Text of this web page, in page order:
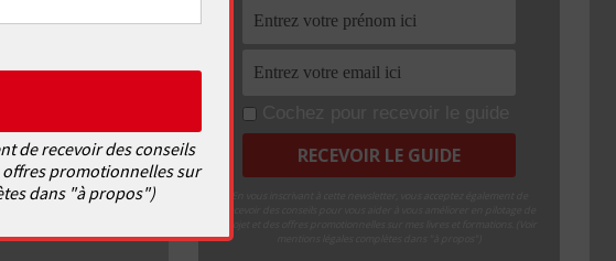
de recevoir des conseils
promotionnelles sur
dans "à propos")